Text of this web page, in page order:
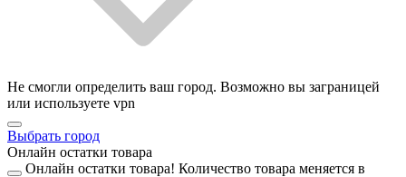
Не смогли определить ваш город. Возможно вы заграницей
или используете vpn
Выбрать город
Онлайн остатки товара
Онлайн остатки товара! Количество товара меняется в